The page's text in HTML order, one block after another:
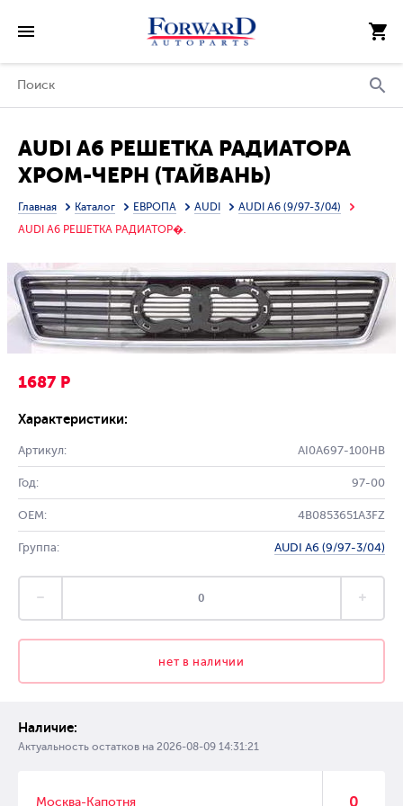
AUDI A6 РЕШЕТКА РАДИАТОРА
ХРОМ-ЧЕРН (ТАЙВАНЬ)
Главная Каталог ЕВРОПА AUDI
AUDI A6 (9/97-3/04)
AUDI A6 РЕШЕТКА РАДИАТОР�.
1687 Р
Характеристики:
Артикул: AI0A697-100HB
Год: 97-00
OEM: 4B0853651A3FZ
Группа: AUDI A6 (9/97-3/04)
нет в наличии
Наличие:
Актуальность остатков на 2026-08-09 14:31:21
Москва-Капотня 0